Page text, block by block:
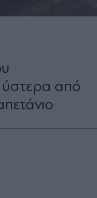
ύστερα από